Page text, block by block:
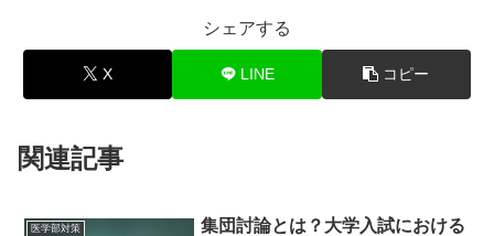
シェアする
X LINE コピー
関連記事
医学部対策
集団討論とは？大学入試における